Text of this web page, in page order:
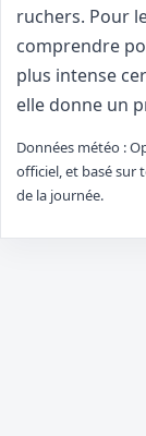
ruchers. Pour
comprendre
plus intense
elle donne un
Données météo :
officiel, et basé sur
de la journée.